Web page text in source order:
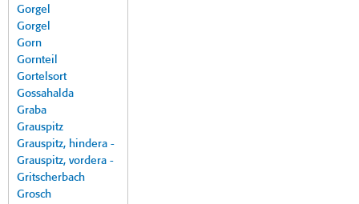
Gorgel
Gorgel
Gorn
Gornteil
Gortelsort
Gossahalda
Graba
Grauspitz
Grauspitz, hindera -
Grauspitz, vordera -
Gritscherbach
Grosch